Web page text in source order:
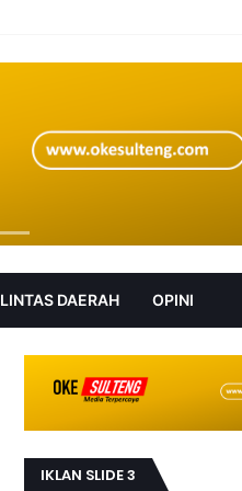
LINTAS DAERAH OPINI
IKLAN SLIDE 3